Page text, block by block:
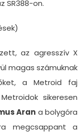
SR388-on.
az agresszív X
magas számuknak
a Metroid faj
sikeresen
Aran a bolygóra
megcsappant a